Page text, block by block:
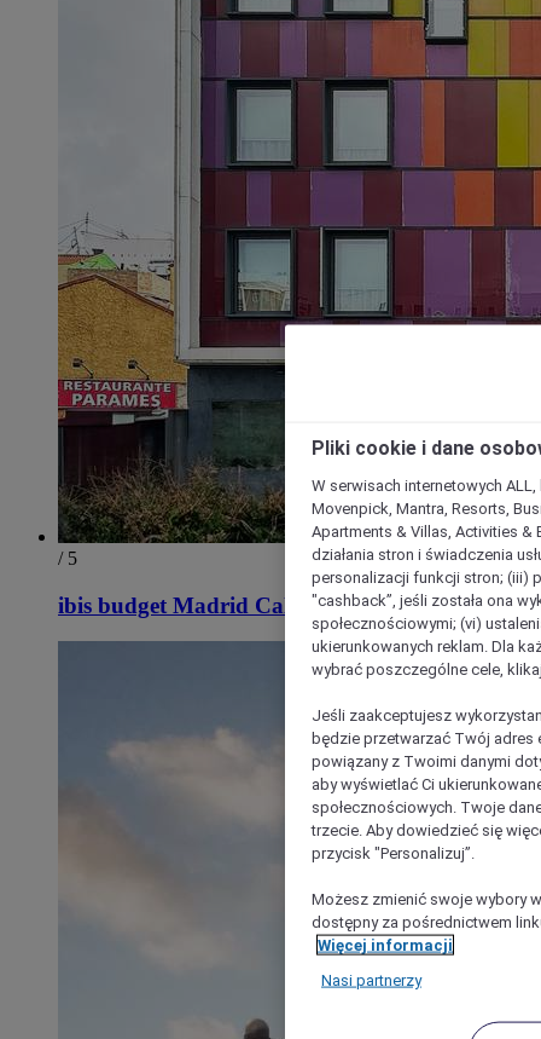
/ 5
ibis budget Madrid Calle 30
Pliki cookie i dane
W serwisach internetowych
Movenpick, Mantra, Resorts,
Apartments & Villas, Activities &
działania stron i świadczenia
personalizacji funkcji stron; (iii)
"cashback”, jeśli została ona
społecznościowymi; (vi)
ukierunkowanych reklam. Dla
wybrać poszczególne cele,
Jeśli zaakceptujesz
będzie przetwarzać Twój adres
powiązany z Twoimi danymi
aby wyświetlać Ci
społecznościowych. Twoje
trzecie. Aby dowiedzieć się
przycisk "Personalizuj”.
Możesz zmienić swoje wybory
dostępny za pośrednictwem
Więcej informacji
Nasi partnerzy